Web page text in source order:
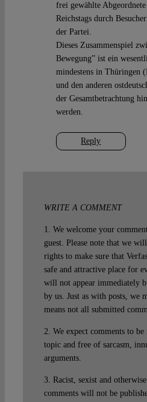
Reply
frei gewählte
Reichstags durch
der Partei.
Dieses Zusammenspiel
Bewegung” ist ein
mindestens in Thüringen
und den anderen
der Gesamtbetrachtung
werden.
WRITE A COMMENT
1. We welcome your
guest. Please note that we
rights to make sure that
safe and attractive place for
will not appear immediately
by us. Just as with posts, we
means not all submitted
2. We expect comments to
topic and free of sarcasm,
arguments.
3. Racist, sexist and
comments will not be